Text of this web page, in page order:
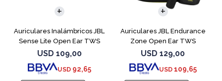
Auriculares Inalámbricos JBL
Sense Lite Open Ear TWS
Blanco
USD 109,00
USD 92,65
Auriculares JBL Endurance
Zone Open Ear TWS
Bluetooth Black
USD 129,00
USD 109,65